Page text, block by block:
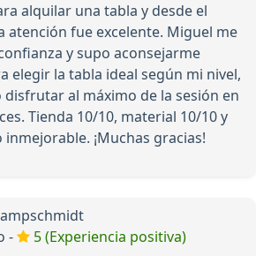
alquilar una tabla y desde el
atención fue excelente. Miguel me
y supo aconsejarme
elegir la tabla ideal según mi nivel,
al máximo de la sesión en
Tienda 10/10, material 10/10 y
¡Muchas gracias!
-
5 (Experiencia positiva)